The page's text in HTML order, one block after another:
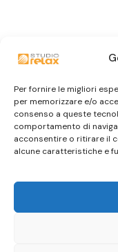
Per fornire le migliori
per memorizzare e/o
consenso a queste
comportamento di
acconsentire o ritirare il
alcune caratteristiche e